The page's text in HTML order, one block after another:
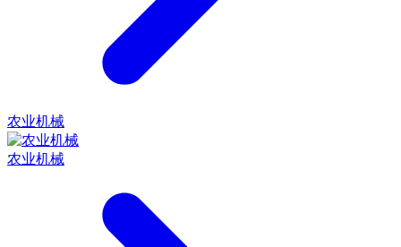
农业机械
农业机械